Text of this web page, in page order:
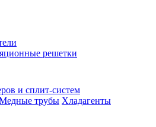
решетки
и сплит-систем
трубы Хладагенты